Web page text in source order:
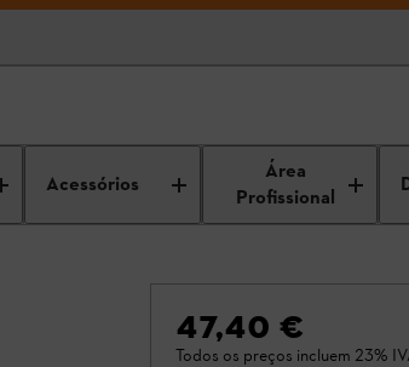
Acessórios
Área
Profissional
47,40 €
Todos os preços incluem 23%